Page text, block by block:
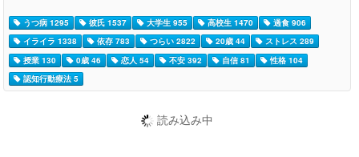
うつ病 1295 彼氏 1537 大学生 955 高校生 1470
過食 906
イライラ 1338
依存 783 つらい 2822 20歳 44
ストレス 289
授業 130
0歳 46 恋人 54 不安 392 自信 81
性格 104
認知行動療法 5
読み込み中